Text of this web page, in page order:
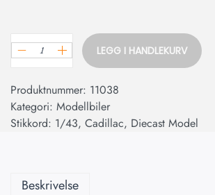
LEGG I HANDLEKURV
Produktnummer: 11038
Kategori: Modellbiler
Stikkord: 1/43, Cadillac, Diecast Model
Beskrivelse